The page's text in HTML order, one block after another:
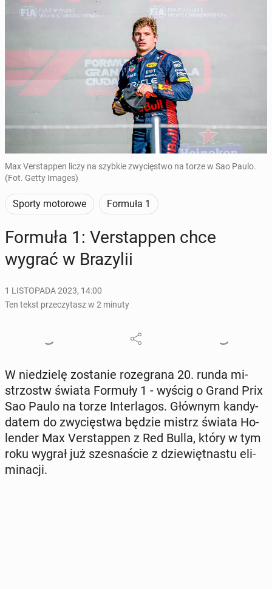
Max Verstappen liczy na szybkie zwycięstwo na torze w Sao Paulo.
(Fot. Getty Images)
Sporty motorowe Formuła 1
Formuła 1: Ver­stap­pen chce
wygrać w Bra­zy­lii
1 LISTOPADA 2023, 14:00
Ten tekst przeczytasz w 2 minuty
W nie­dzie­lę zo­sta­nie ro­ze­gra­na 20. runda mi­
strzostw świata Formuły 1 - wyścig o Grand Prix
Sao Paulo na torze In­ter­la­gos. Głównym kan­dy­
da­tem do zwy­cię­stwa będzie mistrz świata Ho­
len­der Max Ver­stap­pen z Red Bulla, który w tym
roku wygrał już szes­na­ście z dzie­więt­na­stu eli­
mi­na­cji.